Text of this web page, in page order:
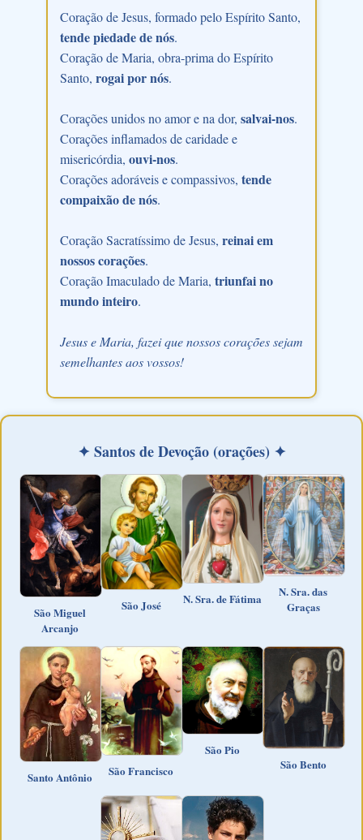
Coração de Jesus, formado pelo Espírito Santo,
tende piedade de nós.
Coração de Maria, obra-prima do Espírito
Santo, rogai por nós.
Corações unidos no amor e na dor, salvai-nos.
Corações inflamados de caridade e
misericórdia, ouvi-nos.
Corações adoráveis e compassivos, tende
compaixão de nós.
Coração Sacratíssimo de Jesus, reinai em
nossos corações.
Coração Imaculado de Maria, triunfai no
mundo inteiro.
Jesus e Maria, fazei que nossos corações sejam
semelhantes aos vossos!
✦ Santos de Devoção (orações) ✦
São Miguel
Arcanjo
São José N. Sra. de Fátima
N. Sra. das
Graças
Santo Antônio São Francisco
São Pio
São Bento